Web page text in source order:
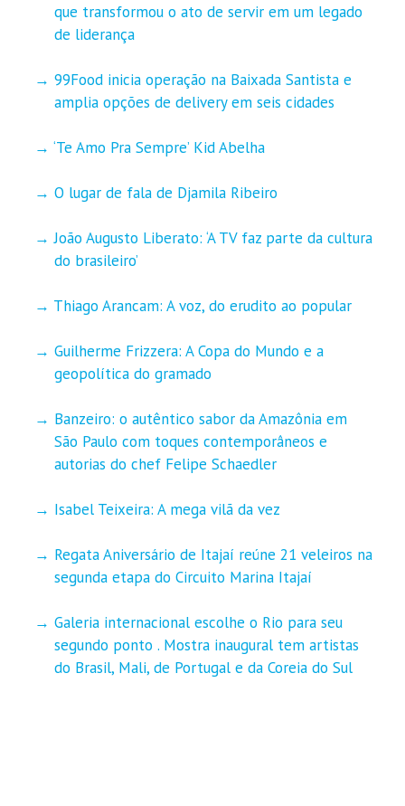
que transformou o ato de servir em um legado
de liderança
99Food inicia operação na Baixada Santista e
amplia opções de delivery em seis cidades
‘Te Amo Pra Sempre’ Kid Abelha
O lugar de fala de Djamila Ribeiro
João Augusto Liberato: ‘A TV faz parte da cultura
do brasileiro’
Thiago Arancam: A voz, do erudito ao popular
Guilherme Frizzera: A Copa do Mundo e a
geopolítica do gramado
Banzeiro: o autêntico sabor da Amazônia em
São Paulo com toques contemporâneos e
autorias do chef Felipe Schaedler
Isabel Teixeira: A mega vilã da vez
Regata Aniversário de Itajaí reúne 21 veleiros na
segunda etapa do Circuito Marina Itajaí
Galeria internacional escolhe o Rio para seu
segundo ponto . Mostra inaugural tem artistas
do Brasil, Mali, de Portugal e da Coreia do Sul